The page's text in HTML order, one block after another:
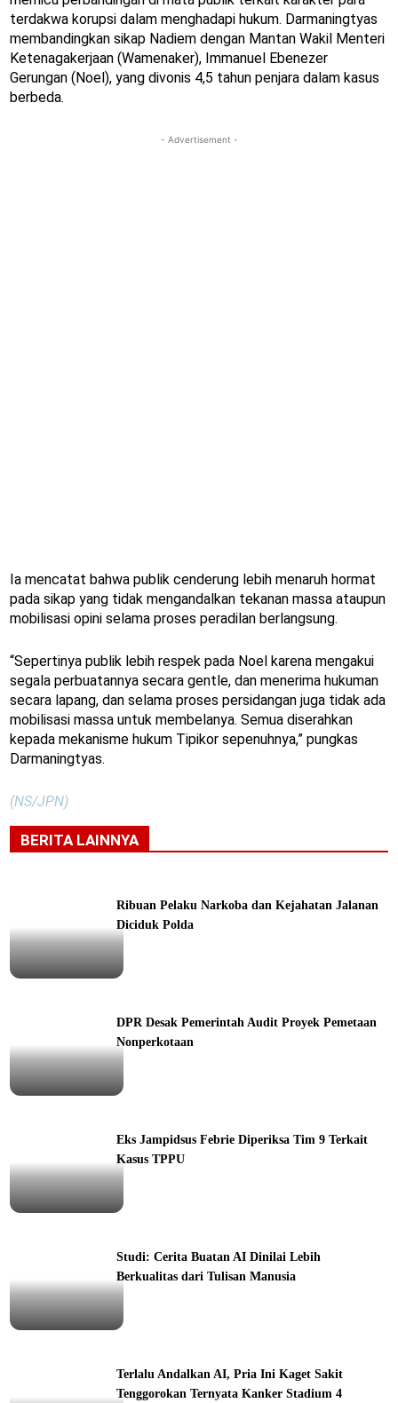
terdakwa korupsi dalam menghadapi hukum. Darmaningtyas
membandingkan sikap Nadiem dengan Mantan Wakil Menteri
Ketenagakerjaan (Wamenaker), Immanuel Ebenezer
Gerungan (Noel), yang divonis 4,5 tahun penjara dalam kasus
berbeda.
- Advertisement -
Ia mencatat bahwa publik cenderung lebih menaruh hormat
pada sikap yang tidak mengandalkan tekanan massa ataupun
mobilisasi opini selama proses peradilan berlangsung.
“Sepertinya publik lebih respek pada Noel karena mengakui
segala perbuatannya secara gentle, dan menerima hukuman
secara lapang, dan selama proses persidangan juga tidak ada
mobilisasi massa untuk membelanya. Semua diserahkan
kepada mekanisme hukum Tipikor sepenuhnya,” pungkas
Darmaningtyas.
(NS/JPN)
BERITA LAINNYA
Ribuan Pelaku Narkoba dan Kejahatan Jalanan
Diciduk Polda
DPR Desak Pemerintah Audit Proyek Pemetaan
Nonperkotaan
Eks Jampidsus Febrie Diperiksa Tim 9 Terkait
Kasus TPPU
Studi: Cerita Buatan AI Dinilai Lebih
Berkualitas dari Tulisan Manusia
Terlalu Andalkan AI, Pria Ini Kaget Sakit
Tenggorokan Ternyata Kanker Stadium 4